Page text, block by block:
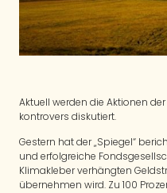
Aktuell werden die Aktionen
kontrovers diskutiert.
Gestern hat der „Spiegel“
und erfolgreiche
Klimakleber verhängten
übernehmen wird. Zu 100